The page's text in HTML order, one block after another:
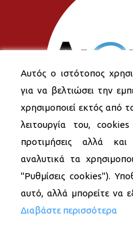
Αυτός ο ιστότοπος
για να βελτιώσει την
χρησιμοποιεί εκτός από
λειτουργία του,
προτιμήσεις αλλά
αναλυτικά τα
"Ρυθμίσεις cookies").
αυτό, αλλά μπορείτε να
Διαβάστε περισσότερα